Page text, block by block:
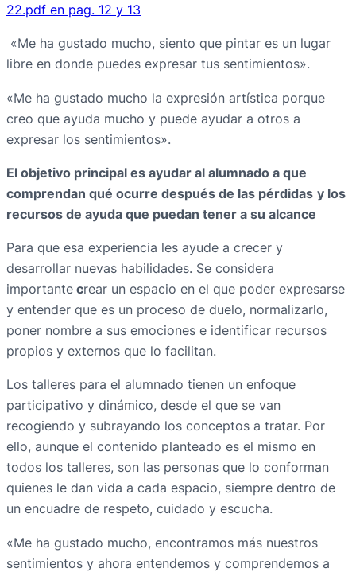
22.pdf en pag. 12 y 13
«Me ha gustado mucho, siento que pintar es un lugar
libre en donde puedes expresar tus sentimientos».
«Me ha gustado mucho la expresión artística porque
creo que ayuda mucho y puede ayudar a otros a
expresar los sentimientos».
El objetivo principal es ayudar al alumnado a que
comprendan qué ocurre después de las pérdidas y los
recursos de ayuda que puedan tener a su alcance
Para que esa experiencia les ayude a crecer y
desarrollar nuevas habilidades. Se considera
importante crear un espacio en el que poder expresarse
y entender que es un proceso de duelo, normalizarlo,
poner nombre a sus emociones e identificar recursos
propios y externos que lo facilitan.
Los talleres para el alumnado tienen un enfoque
participativo y dinámico, desde el que se van
recogiendo y subrayando los conceptos a tratar. Por
ello, aunque el contenido planteado es el mismo en
todos los talleres, son las personas que lo conforman
quienes le dan vida a cada espacio, siempre dentro de
un encuadre de respeto, cuidado y escucha.
«Me ha gustado mucho, encontramos más nuestros
sentimientos y ahora entendemos y comprendemos a